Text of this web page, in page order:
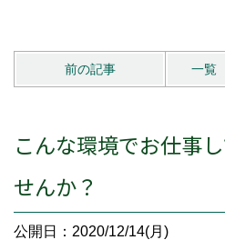
前の記事 一覧
こんな環境でお仕事
せんか？
公開日：2020/12/14(月)